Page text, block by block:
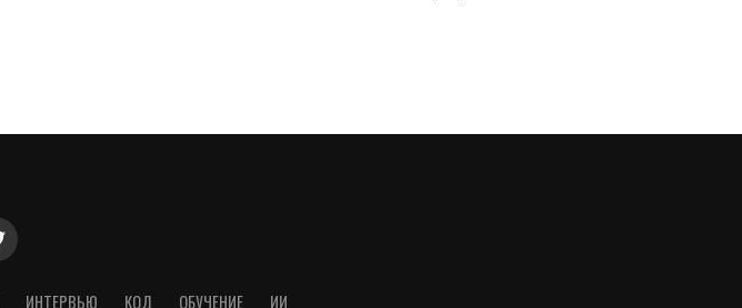
ИНТЕРВЬЮ КОД ОБУЧЕНИЕ ИИ